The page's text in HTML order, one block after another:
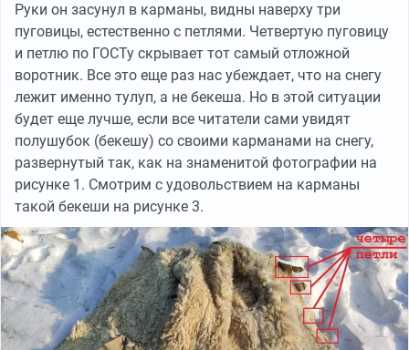
Руки он засунул в карманы, видны наверху три
пуговицы, естественно с петлями. Четвертую пуговицу
и петлю по ГОСТу скрывает тот самый отложной
воротник. Все это еще раз нас убеждает, что на снегу
лежит именно тулуп, а не бекеша. Но в этой ситуации
будет еще лучше, если все читатели сами увидят
полушубок (бекешу) со своими карманами на снегу,
развернутый так, как на знаменитой фотографии на
рисунке 1. Смотрим с удовольствием на карманы
такой бекеши на рисунке 3.